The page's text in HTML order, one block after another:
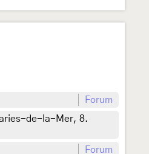
Forum
de-la-Mer, 8.
Forum